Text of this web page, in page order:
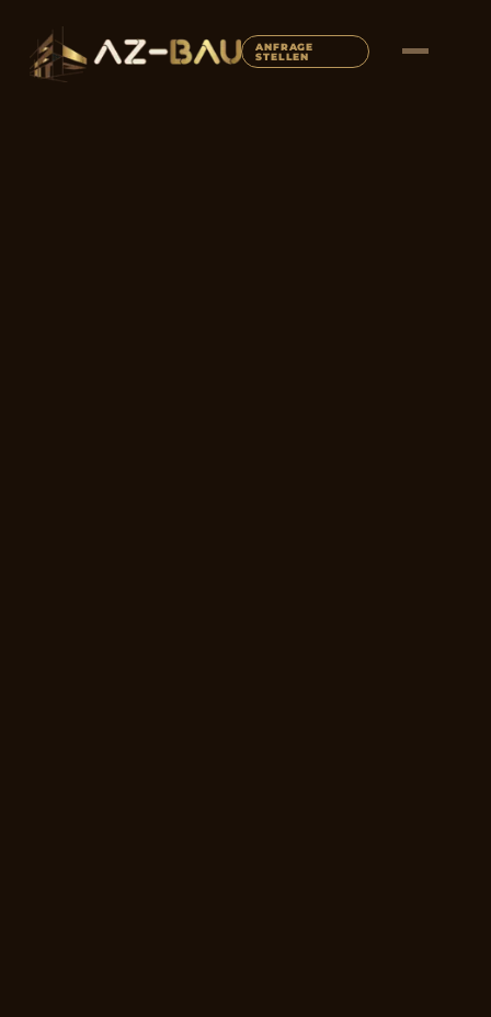
ANFRAGE
STELLEN